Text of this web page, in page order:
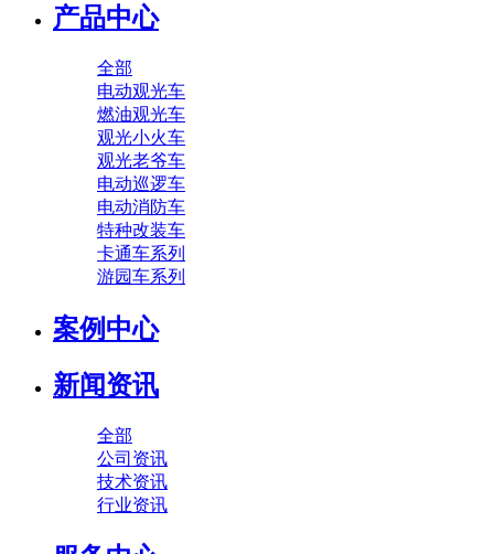
产品中心
全部
电动观光车
燃油观光车
观光小火车
观光老爷车
电动巡逻车
电动消防车
特种改装车
卡通车系列
游园车系列
案例中心
新闻资讯
全部
公司资讯
技术资讯
行业资讯